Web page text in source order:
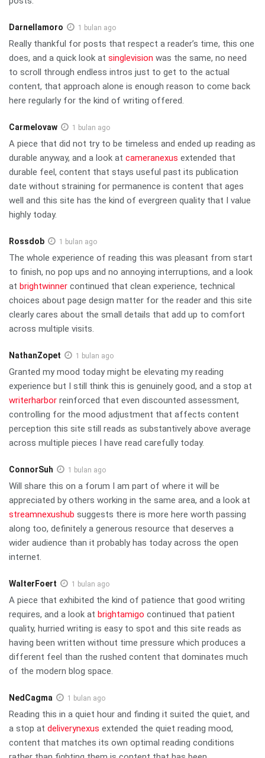
Darnellamoro 1 bulan ago
Really thankful for posts that respect a reader’s time, this one
does, and a quick look at singlevision was the same, no need
to scroll through endless intros just to get to the actual
content, that approach alone is enough reason to come back
here regularly for the kind of writing offered.
Carmelovaw 1 bulan ago
A piece that did not try to be timeless and ended up reading as
durable anyway, and a look at cameranexus extended that
durable feel, content that stays useful past its publication
date without straining for permanence is content that ages
well and this site has the kind of evergreen quality that I value
highly today.
Rossdob 1 bulan ago
The whole experience of reading this was pleasant from start
to finish, no pop ups and no annoying interruptions, and a look
at brightwinner continued that clean experience, technical
choices about page design matter for the reader and this site
clearly cares about the small details that add up to comfort
across multiple visits.
NathanZopet 1 bulan ago
Granted my mood today might be elevating my reading
experience but I still think this is genuinely good, and a stop at
writerharbor reinforced that even discounted assessment,
controlling for the mood adjustment that affects content
perception this site still reads as substantively above average
across multiple pieces I have read carefully today.
ConnorSuh 1 bulan ago
Will share this on a forum I am part of where it will be
appreciated by others working in the same area, and a look at
streamnexushub suggests there is more here worth passing
along too, definitely a generous resource that deserves a
wider audience than it probably has today across the open
internet.
WalterFoert 1 bulan ago
A piece that exhibited the kind of patience that good writing
requires, and a look at brightamigo continued that patient
quality, hurried writing is easy to spot and this site reads as
having been written without time pressure which produces a
different feel than the rushed content that dominates much
of the modern blog space.
NedCagma 1 bulan ago
Reading this in a quiet hour and finding it suited the quiet, and
a stop at deliverynexus extended the quiet reading mood,
content that matches its own optimal reading conditions